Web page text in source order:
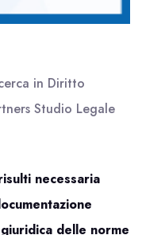
in Diritto
Studio Legale
necessaria
delle norme